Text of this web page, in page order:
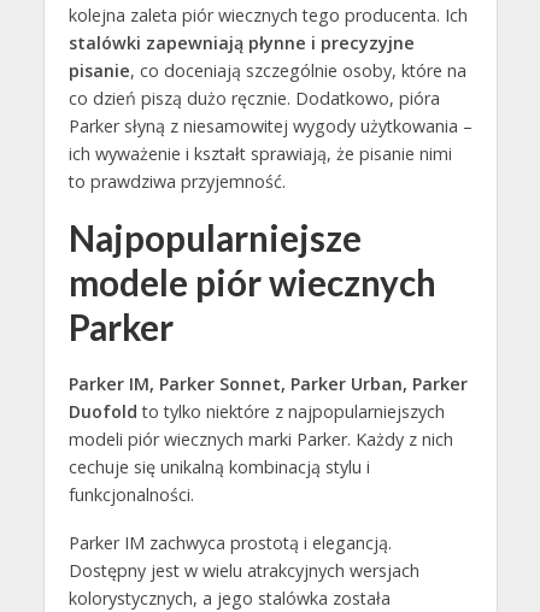
kolejna zaleta piór wiecznych tego producenta. Ich
stalówki zapewniają płynne i precyzyjne
pisanie, co doceniają szczególnie osoby, które na
co dzień piszą dużo ręcznie. Dodatkowo, pióra
Parker słyną z niesamowitej wygody użytkowania –
ich wyważenie i kształt sprawiają, że pisanie nimi
to prawdziwa przyjemność.
Najpopularniejsze
modele piór wiecznych
Parker
Parker IM, Parker Sonnet, Parker Urban, Parker
Duofold to tylko niektóre z najpopularniejszych
modeli piór wiecznych marki Parker. Każdy z nich
cechuje się unikalną kombinacją stylu i
funkcjonalności.
Parker IM zachwyca prostotą i elegancją.
Dostępny jest w wielu atrakcyjnych wersjach
kolorystycznych, a jego stalówka została